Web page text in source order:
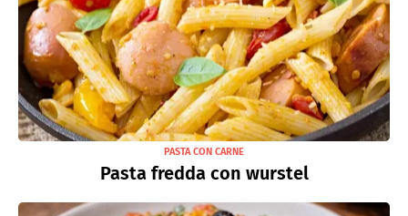
PASTA CON CARNE
Pasta fredda con wurstel